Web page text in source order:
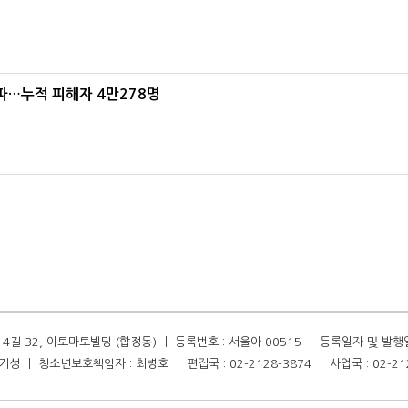
…누적 피해자 4만278명
4길 32, 이토마토빌딩 (합정동) ㅣ 등록번호 : 서울아 00515 ㅣ 등록일자 및 발
성 ㅣ 청소년보호책임자 : 최병호 ㅣ 편집국 : 02-2128-3874 ㅣ 사업국 : 02-